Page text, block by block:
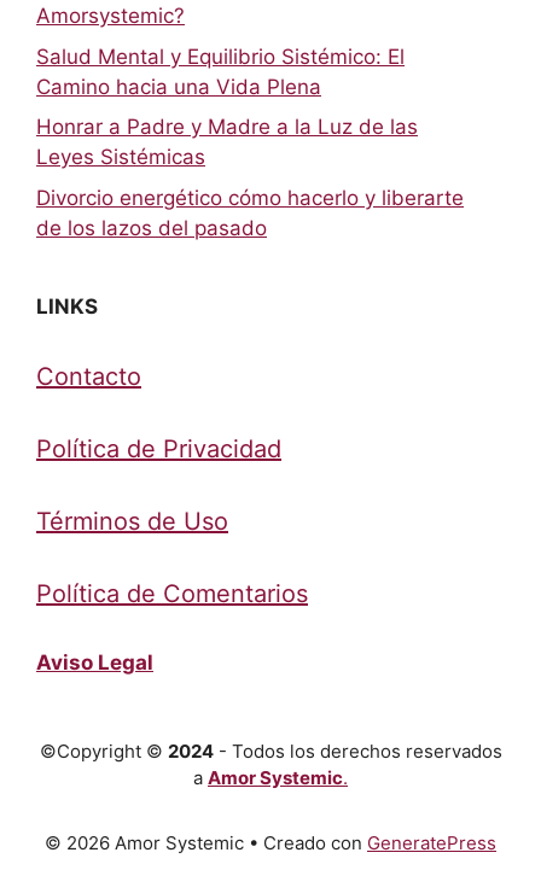
Amorsystemic?
Salud Mental y Equilibrio Sistémico: El
Camino hacia una Vida Plena
Honrar a Padre y Madre a la Luz de las
Leyes Sistémicas
Divorcio energético cómo hacerlo y liberarte
de los lazos del pasado
LINKS
Contacto
Política de Privacidad
Términos de Uso
Política de Comentarios
Aviso Legal
©Copyright © 2024- Todos los derechos reservados
a Amor Systemic.
© 2026 Amor Systemic • Creado con GeneratePress